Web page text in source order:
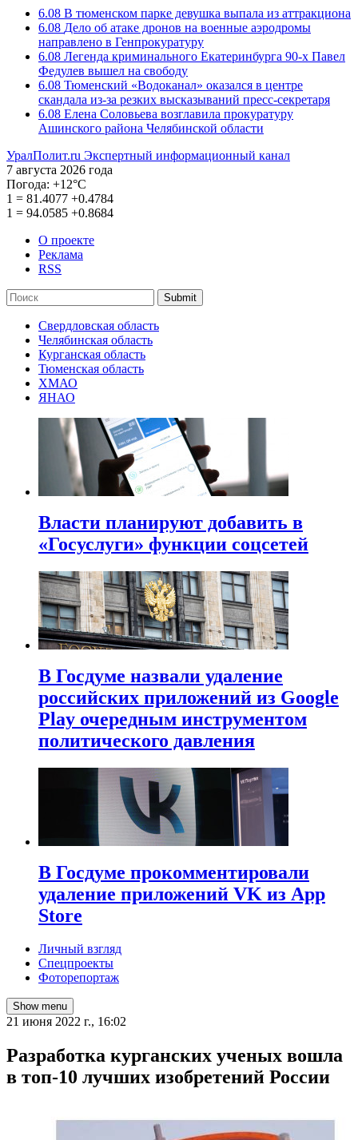
6.08 В тюменском парке девушка выпала из аттракциона
6.08 Дело об атаке дронов на военные аэродромы
направлено в Генпрокуратуру
6.08 Легенда криминального Екатеринбурга 90-х Павел
Федулев вышел на свободу
6.08 Тюменский «Водоканал» оказался в центре
скандала из-за резких высказываний пресс-секретаря
6.08 Елена Соловьева возглавила прокуратуру
Ашинского района Челябинской области
УралПолит.ru Экспертный информационный канал
7 августа 2026 года
Погода: +12°С
1 = 81.4077 +0.4784
1 = 94.0585 +0.8684
О проекте
Реклама
RSS
Submit
Свердловская область
Челябинская область
Курганская область
Тюменская область
ХМАО
ЯНАО
Власти планируют добавить в
«Госуслуги» функции соцсетей
В Госдуме назвали удаление
российских приложений из Google
Play очередным инструментом
политического давления
В Госдуме прокомментировали
удаление приложений VK из App
Store
Личный взгляд
Спецпроекты
Фоторепортаж
Show menu
21 июня 2022 г., 16:02
Разработка курганских ученых вошла
в топ-10 лучших изобретений России